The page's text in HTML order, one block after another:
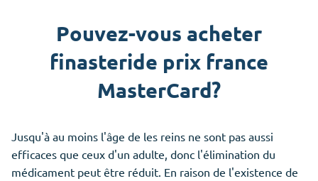
Pouvez-vous acheter
finasteride prix france
MasterCard?
Jusqu'à au moins l'âge de les reins ne sont pas aussi
efficaces que ceux d'un adulte, donc l'élimination du
médicament peut être réduit. En raison de l'existence de